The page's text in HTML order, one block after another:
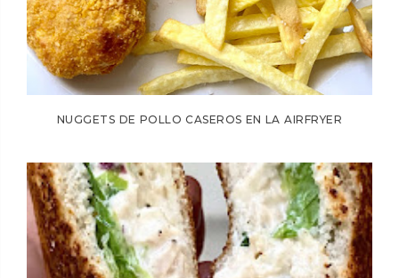
NUGGETS DE POLLO CASEROS EN LA AIRFRYER